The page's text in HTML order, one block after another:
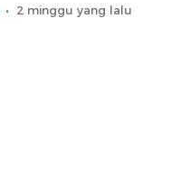
2 minggu yang lalu